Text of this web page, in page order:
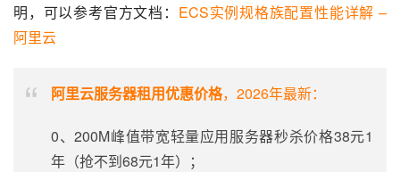
明，可以参考官方文档： ECS实例规格族配置性能详解 –
阿里云
阿里云服务器租用优惠价格，2026年最新：
0、200M峰值带宽轻量应用服务器秒杀价格38元1
年（抢不到68元1年）；